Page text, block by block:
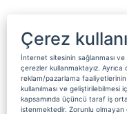
Çerez
İnternet sitesinin sağlanması
çerezler kullanmaktayız.
reklam/pazarlama
kullanılması ve
kapsamında üçüncü taraf iş
istenmektedir. Zorunlu